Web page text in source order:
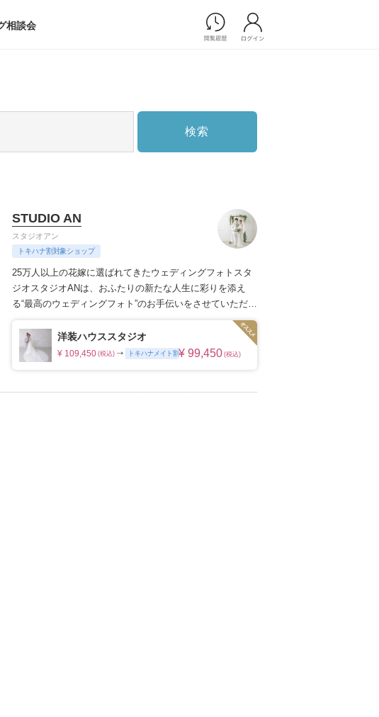
メイクショップ一覧
イダルエステショップ一覧
家族フォト/ペット撮影
記録映像
すべてのアイテム
相談会
検索
STUDIO AN
スタジオアン
トキハナ割対象ショップ
25万人以上の花嫁に選ばれてきたウェディングフォトスタ
ジオスタジオANは、おふたりの新たな人生に彩りを添え
る“最高のウェディングフォト”のお手伝いをさせていただき
洋装ハウススタジオ
¥ 109,450 (税込) トキハナメイト割¥ 99,450 (税込)